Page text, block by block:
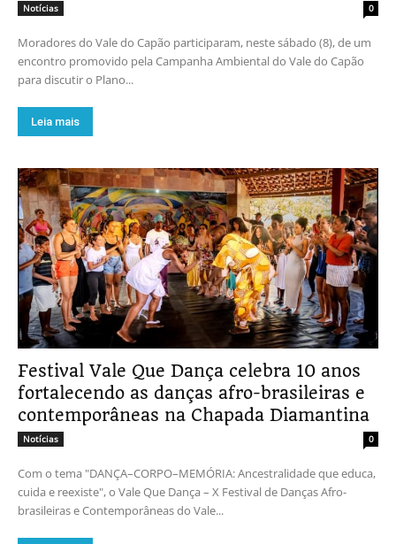
Notícias 0
Moradores do Vale do Capão participaram, neste sábado (8), de um
encontro promovido pela Campanha Ambiental do Vale do Capão
para discutir o Plano...
Leia mais
Festival Vale Que Dança celebra 10 anos
fortalecendo as danças afro-brasileiras e
contemporâneas na Chapada Diamantina
Notícias 0
Com o tema "DANÇA–CORPO–MEMÓRIA: Ancestralidade que educa,
cuida e reexiste", o Vale Que Dança – X Festival de Danças Afro-
brasileiras e Contemporâneas do Vale...